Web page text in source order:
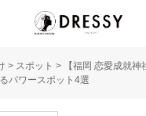
> スポット >
【福岡 恋愛成就
パワースポット4選